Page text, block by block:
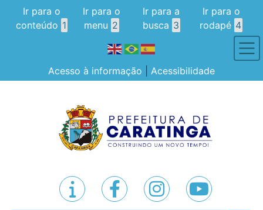
Ir para o
conteúdo 1
Ir para o
menu 2
Ir para a
busca 3
Ir para o
rodapé 4
Acesso à informação Acessibilidade